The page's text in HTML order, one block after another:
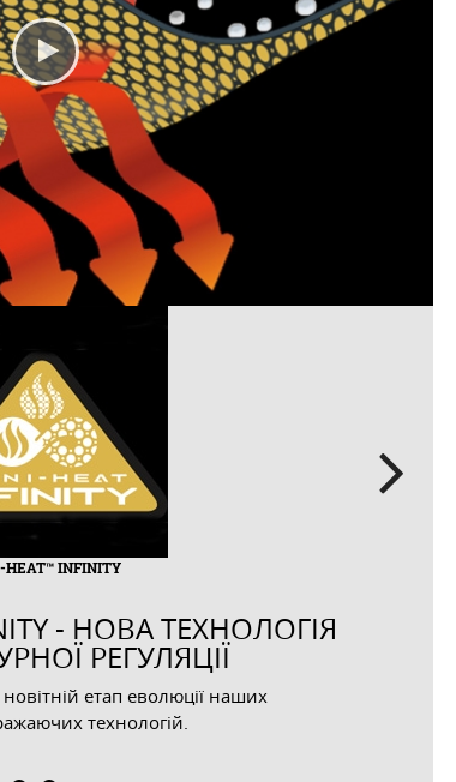
HEAT™ INFINITY
- НОВА ТЕХНОЛОГІЯ
РЕГУЛЯЦІЇ
етап еволюції наших
технологій.